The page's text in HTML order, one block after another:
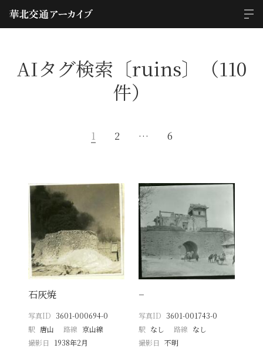
AIタグ検索〔ruins〕（110
件）
1 2 … 6
石灰焼
写真ID 3601-000694-0
駅 唐山 路線 京山線
撮影日
1938年2月
−
写真ID 3601-001743-0
駅 なし 路線 なし
撮影日 不明